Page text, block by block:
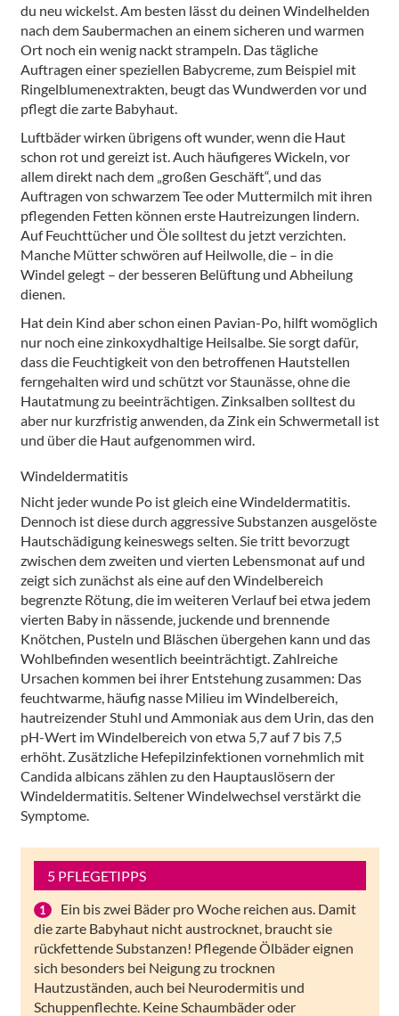
du neu wickelst. Am besten lässt du deinen Windelhelden
nach dem Saubermachen an einem sicheren und warmen
Ort noch ein wenig nackt strampeln. Das tägliche
Auftragen einer speziellen Babycreme, zum Beispiel mit
Ringelblumenextrakten, beugt das Wundwerden vor und
pflegt die zarte Babyhaut.
Luftbäder wirken übrigens oft wunder, wenn die Haut
schon rot und gereizt ist. Auch häufigeres Wickeln, vor
allem direkt nach dem „großen Geschäft“, und das
Auftragen von schwarzem Tee oder Muttermilch mit ihren
pflegenden Fetten können erste Hautreizungen lindern.
Auf Feuchttücher und Öle solltest du jetzt verzichten.
Manche Mütter schwören auf Heilwolle, die – in die
Windel gelegt – der besseren Belüftung und Abheilung
dienen.
Hat dein Kind aber schon einen Pavian-Po, hilft womöglich
nur noch eine zinkoxydhaltige Heilsalbe. Sie sorgt dafür,
dass die Feuchtigkeit von den betroffenen Hautstellen
ferngehalten wird und schützt vor Staunässe, ohne die
Hautatmung zu beeinträchtigen. Zinksalben solltest du
aber nur kurzfristig anwenden, da Zink ein Schwermetall ist
und über die Haut aufgenommen wird.
Windeldermatitis
Nicht jeder wunde Po ist gleich eine Windeldermatitis.
Dennoch ist diese durch aggressive Substanzen ausgelöste
Hautschädigung keineswegs selten. Sie tritt bevorzugt
zwischen dem zweiten und vierten Lebensmonat auf und
zeigt sich zunächst als eine auf den Windelbereich
begrenzte Rötung, die im weiteren Verlauf bei etwa jedem
vierten Baby in nässende, juckende und brennende
Knötchen, Pusteln und Bläschen übergehen kann und das
Wohlbefinden wesentlich beeinträchtigt. Zahlreiche
Ursachen kommen bei ihrer Entstehung zusammen: Das
feuchtwarme, häufig nasse Milieu im Windelbereich,
hautreizender Stuhl und Ammoniak aus dem Urin, das den
pH-Wert im Windelbereich von etwa 5,7 auf 7 bis 7,5
erhöht. Zusätzliche Hefepilzinfektionen vornehmlich mit
Candida albicans zählen zu den Hauptauslösern der
Windeldermatitis. Seltener Windelwechsel verstärkt die
Symptome.
5 PFLEGETIPPS
Ein bis zwei Bäder pro Woche reichen aus. Damit
die zarte Babyhaut nicht austrocknet, braucht sie
rückfettende Substanzen! Pflegende Ölbäder eignen
sich besonders bei Neigung zu trocknen
Hautzuständen, auch bei Neurodermitis und
Schuppenflechte. Keine Schaumbäder oder